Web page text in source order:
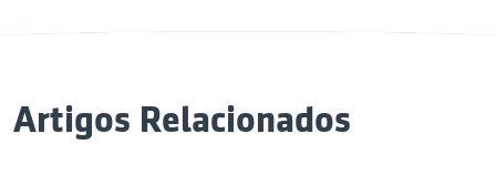
Artigos Relacionados